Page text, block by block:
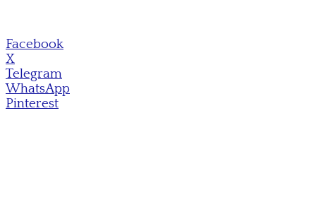
Facebook
X
Telegram
WhatsApp
Pinterest